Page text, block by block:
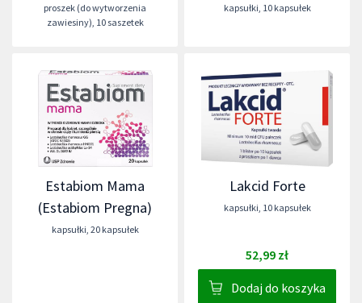
proszek (do wytworzenia
zawiesiny), 10 saszetek
kapsułki, 10 kapsułek
Estabiom Mama
(Estabiom Pregna)
kapsułki, 20 kapsułek
Lakcid Forte
kapsułki, 10 kapsułek
52,99 zł
Dodaj do koszyka